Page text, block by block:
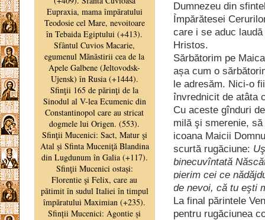
Dumnezeu din
Împărătesei
care i se aduc
Hristos.
Sărbătorim pe
așa cum o
le adresăm. Nici-o
învrednicit de atâta
Cu aceste gînduri
milă şi smerenie,
icoana Maicii
scurtă rugăciune:
binecuvîntată
pierim cei ce
de nevoi, că tu eşti
La final părintele
pentru rugăciunea